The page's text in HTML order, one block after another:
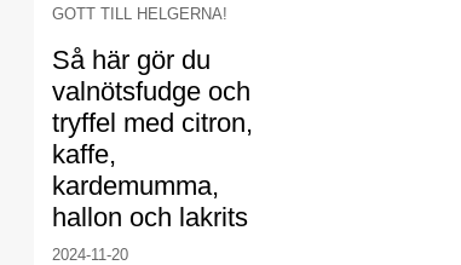
GOTT TILL HELGERNA!
Så här gör du
valnötsfudge och
tryffel med citron,
kaffe,
kardemumma,
hallon och lakrits
2024-11-20